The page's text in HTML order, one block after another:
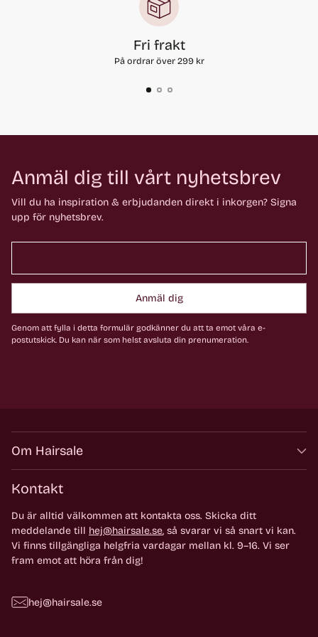
Fri frakt
På ordrar över 299 kr
Anmäl dig till vårt nyhetsbrev
Vill du ha inspiration & erbjudanden direkt i inkorgen? Signa
upp för nyhetsbrev.
Anmäl dig
Genom att fylla i detta formulär godkänner du att ta emot våra e-
postutskick. Du kan när som helst avsluta din prenumeration.
Om Hairsale
Kontakt
Du är alltid välkommen att kontakta oss. Skicka ditt
meddelande till hej@hairsale.se, så svarar vi så snart vi kan.
Vi finns tillgängliga helgfria vardagar mellan kl. 9–16. Vi ser
fram emot att höra från dig!
hej@hairsale.se